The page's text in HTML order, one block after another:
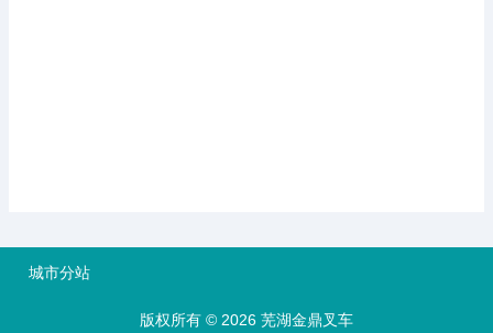
城市分站
版权所有 © 2026 芜湖金鼎叉车